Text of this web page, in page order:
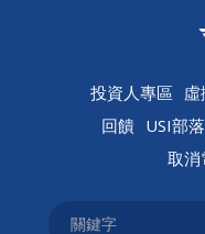
投資人專區 虛
回饋 USI部
取消